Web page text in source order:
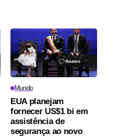
Mundo
EUA planejam
fornecer US$1 bi em
assistência de
segurança ao novo